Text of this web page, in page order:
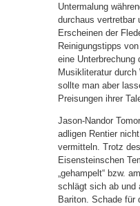
Untermalung
durchaus vertretbar
Erscheinen der
Reinigungstipps
eine Unterbrechung
Musikliteratur
sollte man aber
Preisungen ihrer
Jason-Nandor
adligen Rentier
vermitteln. Trotz
Eisensteinschen
„gehampelt“ bzw.
schlägt sich ab und
Bariton. Schade für